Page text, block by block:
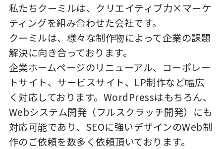
私たちクーミルは、クリエイティブ力×マーケ
ティングを組み合わせた会社です。
クーミルは、様々な制作物によって企業の課題
解決に向き合っております。
企業ホームページのリニューアル、コーポレー
トサイト、サービスサイト、LP制作など幅広
く対応しております。WordPressはもちろん、
Webシステム開発（フルスクラッチ開発）にも
対応可能であり、SEOに強いデザインのWeb制
作のご依頼を数多く依頼頂いております。